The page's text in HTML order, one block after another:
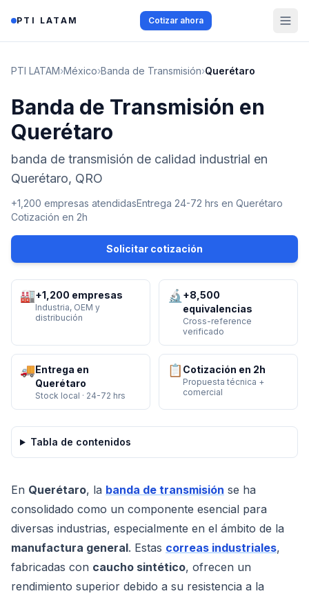
PTI LATAM Cotizar ahora
PTI LATAM›México›Banda de Transmisión›Querétaro
Banda de Transmisión en
Querétaro
banda de transmisión de calidad industrial en
Querétaro, QRO
+1,200 empresas atendidasEntrega 24-72 hrs en Querétaro
Cotización en 2h
Solicitar cotización
🏭+1,200 empresas
Industria, OEM y
distribución
🔬 +8,500
equivalencias
Cross-reference
verificado
🚚Entrega en
Querétaro
Stock local · 24-72 hrs
📋 Cotización en 2h
Propuesta técnica +
comercial
Tabla de contenidos
En Querétaro, la banda de transmisión se ha
consolidado como un componente esencial para
diversas industrias, especialmente en el ámbito de la
manufactura general. Estas correas industriales,
fabricadas con caucho sintético, ofrecen un
rendimiento superior debido a su resistencia a la